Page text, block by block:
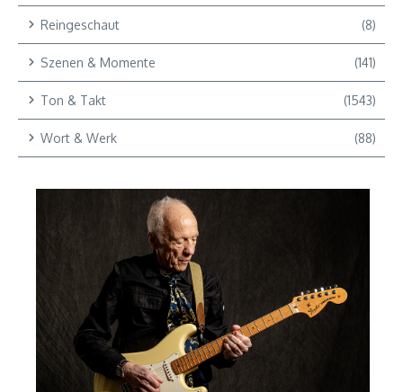
Reingeschaut (8)
Szenen & Momente (141)
Ton & Takt (1543)
Wort & Werk (88)